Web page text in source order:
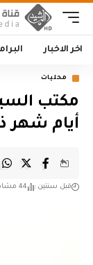
اخر الاخبار
محليات
مكتب
أيام شهر
قبل سنتين 44 مشاهدات